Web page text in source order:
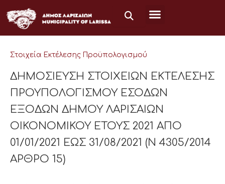
στο
περιεχόμενο
Στοιχεία Εκτέλεσης Προϋπολογισμού
ΔΗΜΟΣΙΕΥΣΗ ΣΤΟΙΧΕΙΩΝ ΕΚΤΕΛΕΣΗΣ
ΠΡΟΥΠΟΛΟΓΙΣΜΟΥ ΕΣΟΔΩΝ
ΕΞΟΔΩΝ ΔΗΜΟΥ ΛΑΡΙΣΑΙΩΝ
ΟΙΚΟΝΟΜΙΚΟΥ ΕΤΟΥΣ 2021 ΑΠΟ
01/01/2021 ΕΩΣ 31/08/2021 (Ν 4305/2014
ΑΡΘΡΟ 15)